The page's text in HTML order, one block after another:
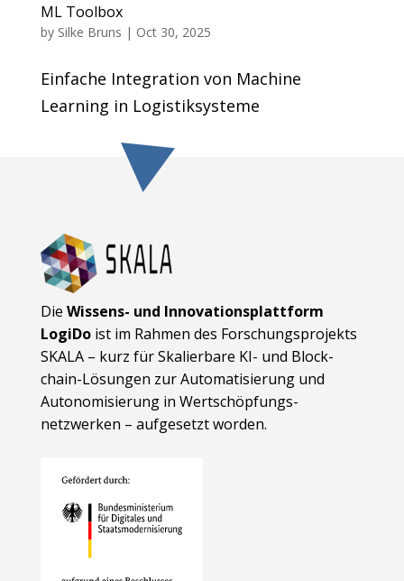
ML Toolbox
by Silke Bruns | Oct 30, 2025
Einfache Integration von Machine
Learning in Logistiksysteme
Die Wissens- und Innovationsplattform
LogiDoist im Rahmen des Forschungsprojekts
SKALA – kurz für Skalierbare KI- und Block­
chain-Lösungen zur Automatisierung und
Autonomisierung in Wert­schöpfungs­
netzwerken – aufgesetzt worden.